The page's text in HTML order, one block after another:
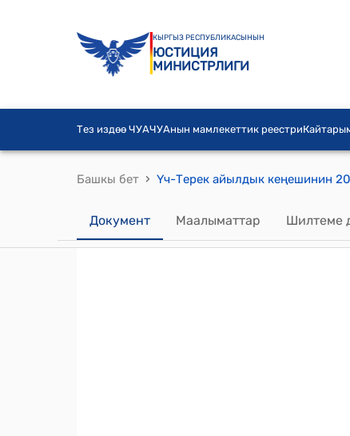
КЫРГЫЗ РЕСПУБЛИКАСЫНЫН
ЮСТИЦИЯ
МИНИСТРЛИГИ
Тез издөө ЧУАЧУАнын мамлекеттик реестри
Башкы бет ›
Документ Маалыматтар Шилтеме